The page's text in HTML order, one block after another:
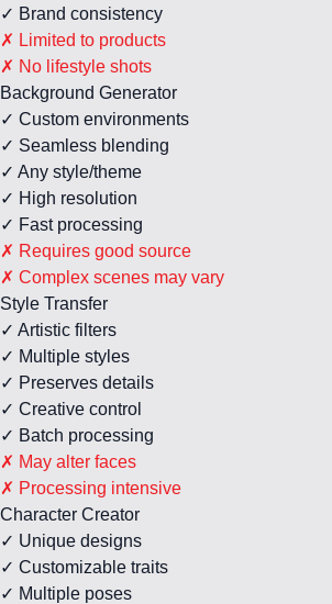
✓ Brand consistency
✗ Limited to products
✗ No lifestyle shots
Background Generator
✓ Custom environments
✓ Seamless blending
✓ Any style/theme
✓ High resolution
✓ Fast processing
✗ Requires good source
✗ Complex scenes may vary
Style Transfer
✓ Artistic filters
✓ Multiple styles
✓ Preserves details
✓ Creative control
✓ Batch processing
✗ May alter faces
✗ Processing intensive
Character Creator
✓ Unique designs
✓ Customizable traits
✓ Multiple poses